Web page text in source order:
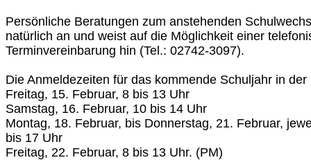
Persönliche Beratungen zum anstehenden
natürlich an und weist auf die Möglichkeit einer
Terminvereinbarung hin (Tel.: 02742-3097).
Die Anmeldezeiten für das kommende Schuljahr in der
Freitag, 15. Februar, 8 bis 13 Uhr
Samstag, 16. Februar, 10 bis 14 Uhr
Montag, 18. Februar, bis Donnerstag, 21. Februar,
bis 17 Uhr
Freitag, 22. Februar, 8 bis 13 Uhr. (PM)